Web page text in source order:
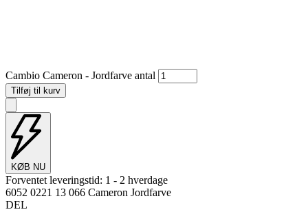
Cambio Cameron - Jordfarve antal
Tilføj til kurv
KØB NU
Forventet leveringstid: 1 - 2 hverdage
6052 0221 13 066 Cameron Jordfarve
DEL